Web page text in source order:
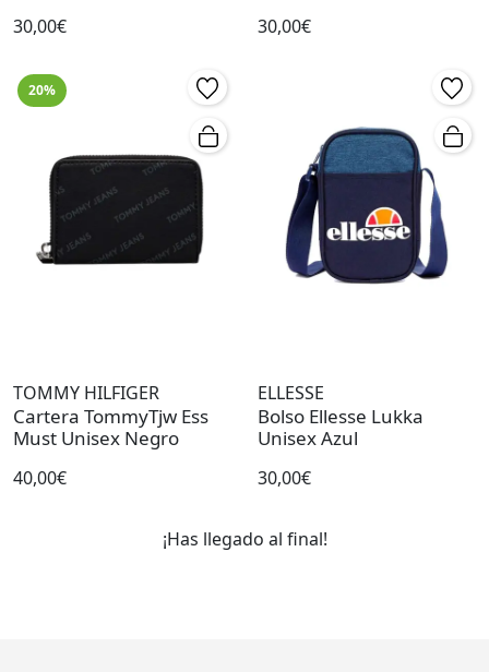
30,00€ 30,00€
20%
TOMMY HILFIGER
Cartera TommyTjw Ess
Must Unisex Negro
40,00€
ELLESSE
Bolso Ellesse Lukka
Unisex Azul
30,00€
¡Has llegado al final!